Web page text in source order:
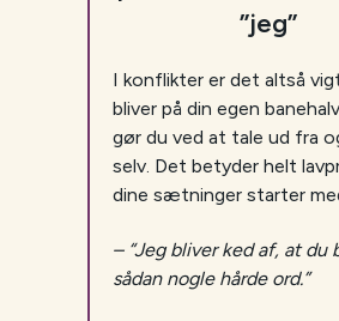
”jeg”
I konflikter er det altså
bliver på din egen
gør du ved at tale ud fra
selv. Det betyder helt
dine sætninger starter
– “Jeg bliver ked af, at du
sådan nogle hårde ord.”